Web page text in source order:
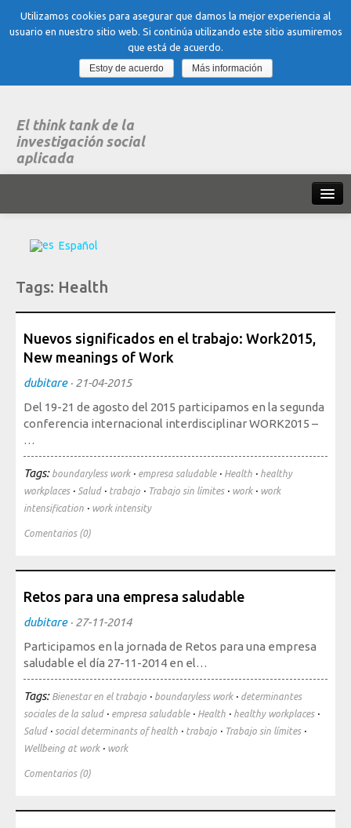
El think tank de la
investigación social
aplicada
Areas
de experiencia
Organización, Trabajo y Salud
Sociedad, Innovación y Salud
Internacional, Sectores y Salud
Nuestra propuesta
Blogs
Blog: Organización, Trabajo y Salud
Blog: Sociedad, Innovación y Salud
Blog: Internacional, Sectores y Salud
Publicaciones: Organización, Trabajo y Salud
Publicaciones: Sociedad, Innovación y Salud
Español
Tags: Health
Nuevos significados en el trabajo: Work2015,
New meanings of Work
dubitare· 21-04-2015
Del 19-21 de agosto del 2015 participamos en la segunda
conferencia internacional interdisciplinar WORK2015 –
…
Tags: boundaryless work· empresa saludable· Health · healthy
workplaces· Salud· trabajo · Trabajo sin límites· work· work
intensification · work intensity
Comentarios (0)
Retos para una empresa saludable
dubitare· 27-11-2014
Participamos en la jornada de Retos para una empresa
saludable el día 27-11-2014 en el…
Tags: Bienestar en el trabajo · boundaryless work· determinantes
sociales de la salud· empresa saludable· Health · healthy workplaces·
Salud· social determinants of health · trabajo · Trabajo sin límites·
Wellbeing at work· work
Comentarios (0)
Utilizamos cookies para asegurar que damos la mejor experiencia al
usuario en nuestro sitio web. Si continúa utilizando este sitio asumiremos
que está de acuerdo.
Estoy de acuerdo
Más información